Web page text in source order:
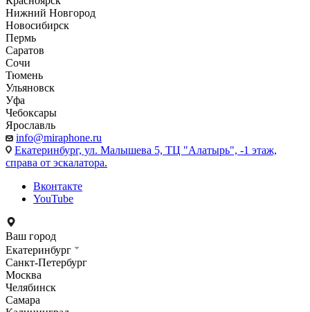
Нижний Новгород
Новосибирск
Пермь
Саратов
Сочи
Тюмень
Ульяновск
Уфа
Чебоксары
Ярославль
info@miraphone.ru
Екатеринбург, ул. Малышева 5, ТЦ "Алатырь", -1 этаж,
справа от эскалатора.
Вконтакте
YouTube
Ваш город
Екатеринбург
Санкт-Петербург
Москва
Челябинск
Самара